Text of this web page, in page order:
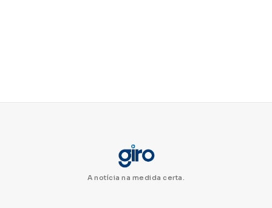
A notícia na medida certa.